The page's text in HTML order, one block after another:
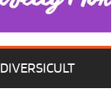
DIVERSICULT